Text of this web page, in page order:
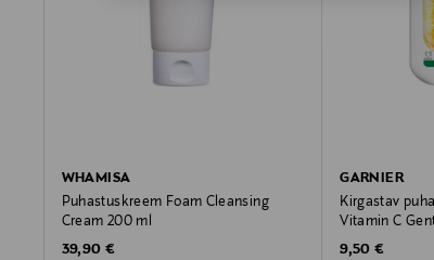
WHAMISA
Puhastuskreem Foam Cleansing
Cream 200 ml
Original Price
39,90 €
GARNIER
Kirgastav
Vitamin C
Original Price
9,50 €